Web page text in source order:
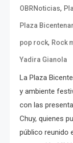
OBRNoticias,
Plaza
pop rock, Rock
Yadira Gianola
La Plaza
y ambiente
con las
Chuy, quienes
público reunido